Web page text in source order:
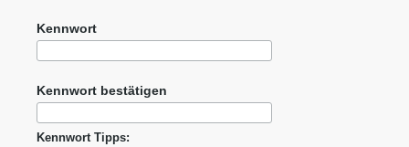
Kennwort
Kennwort bestätigen
Kennwort Tipps: